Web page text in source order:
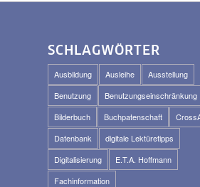
SCHLAGWÖRTER
Ausbildung Ausleihe
Ausstellung
Benutzung
Benutzungseinschränkung
Bilderbuch
Buchpatenschaft
Datenbank
digitale Lektüretipps
Digitalisierung
E.T.A. Hoffmann
Fachinformation